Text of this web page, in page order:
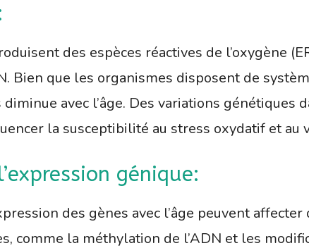
des espèces réactives de l’oxygène
Bien que les organismes disposent de
diminue avec l’âge. Des variations
la susceptibilité au stress oxydatif et au
génique:
des gènes avec l’âge peuvent
comme la méthylation de l’ADN et les